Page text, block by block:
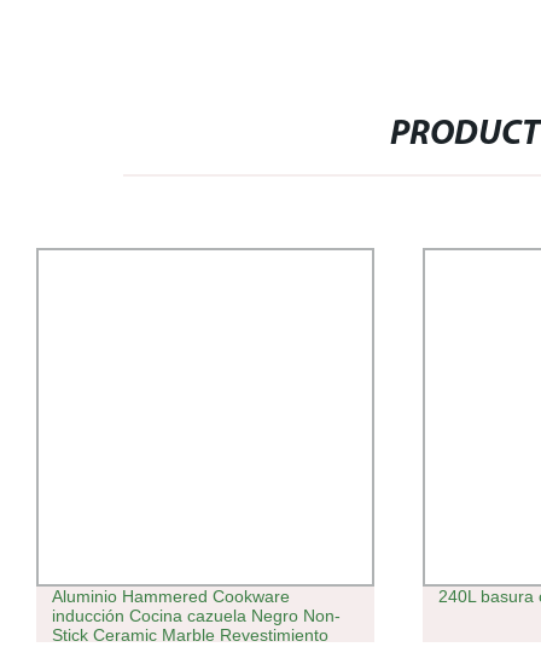
Aluminio Hammered Cookware
inducción Cocina cazuela Negro Non-
Stick Ceramic Marble Revestimiento
240L basura